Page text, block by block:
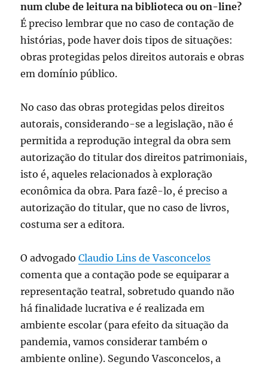
num clube de leitura na biblioteca ou on-line?
É preciso lembrar que no caso de contação de
histórias, pode haver dois tipos de situações:
obras protegidas pelos direitos autorais e obras
em domínio público.
No caso das obras protegidas pelos direitos
autorais, considerando-se a legislação, não é
permitida a reprodução integral da obra sem
autorização do titular dos direitos patrimoniais,
isto é, aqueles relacionados à exploração
econômica da obra. Para fazê-lo, é preciso a
autorização do titular, que no caso de livros,
costuma ser a editora.
O advogadoClaudio Lins de Vasconcelos
comenta que a contação pode se equiparar a
representação teatral, sobretudo quando não
há finalidade lucrativa e é realizada em
ambiente escolar (para efeito da situação da
pandemia, vamos considerar também o
ambiente online). Segundo Vasconcelos, a